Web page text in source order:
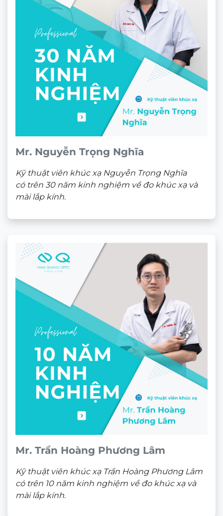
Mr. Nguyễn Trọng Nghĩa
Kỹ thuật viên khúc xạ Nguyễn Trọng Nghĩa
có trên 30 năm kinh nghiệm về đo khúc xạ và
mài lắp kính.
Mr. Trần Hoàng Phương Lâm
Kỹ thuật viên khúc xạ Trần Hoàng Phương Lâm
có trên 10 năm kinh nghiệm về đo khúc xạ và
mài lắp kính.